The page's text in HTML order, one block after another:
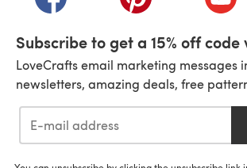
Subscribe to get a 15% off code
LoveCrafts email marketing messages
newsletters, amazing deals, free